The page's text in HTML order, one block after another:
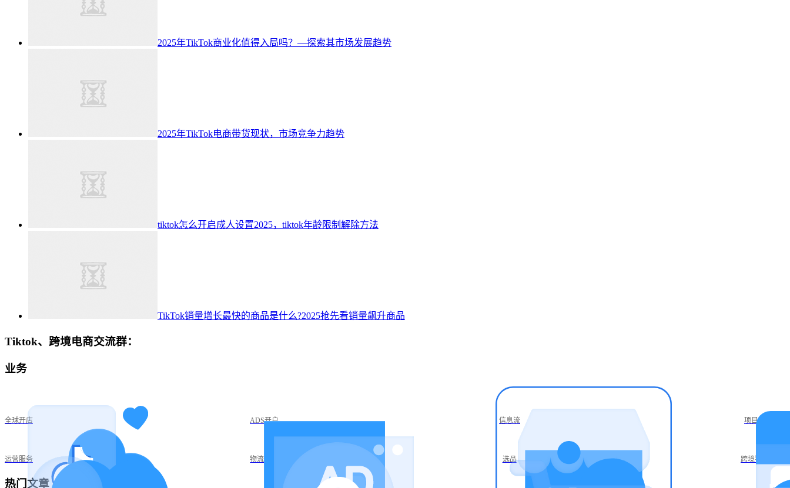
2025年TikTok商业化值得入局吗？—探索其市场发展趋势
2025年TikTok电商带货现状，市场竞争力趋势
tiktok怎么开启成人设置2025，tiktok年龄限制解除方法
TikTok销量增长最快的商品是什么?2025抢先看销量飙升商品
Tiktok、跨境电商交流群：
业务
全球开店 ADS开户 信息流 项目库
运营服务 物流仓储 选品 跨境导航
热门文章